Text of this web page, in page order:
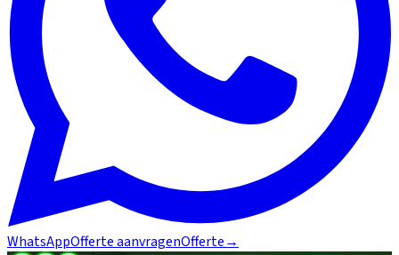
WhatsAppOfferte aanvragenOfferte→